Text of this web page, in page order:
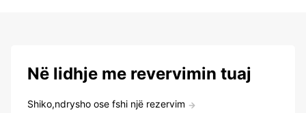
Në lidhje me revervimin tuaj
Shiko,ndrysho ose fshi një rezervim